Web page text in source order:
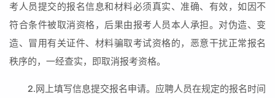
考人员提交的报名信息和材料必须真实、准确、有效，如因不
符合条件被取消资格，后果由报考人员本人承担。对伪造、变
造、冒用有关证件、材料骗取考试资格的，恶意干扰正常报名
秩序的，一经查实，即取消报考资格。
2.网上填写信息提交报名申请。应聘人员在规定的报名时间